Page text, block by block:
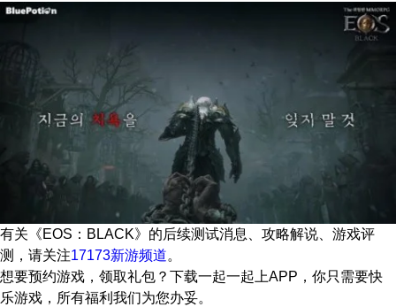
有关 《EOS：BLACK》 的后续测试消息、攻略解说、游戏评
测，请关注17173新游频道。
想要预约游戏，领取礼包？下载一起一起上APP，你只需要快
乐游戏，所有福利我们为您办妥。